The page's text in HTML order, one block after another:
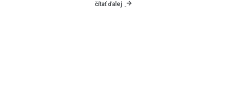
čítať ďalej